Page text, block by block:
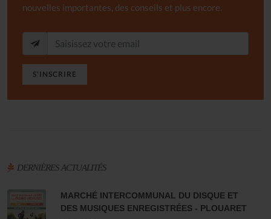
nouvelles importantes, des conseils et plus encore.
S'INSCRIRE
DERNIÈRES ACTUALITÉS
MARCHÉ INTERCOMMUNAL DU DISQUE ET
DES MUSIQUES ENREGISTRÉES - PLOUARET